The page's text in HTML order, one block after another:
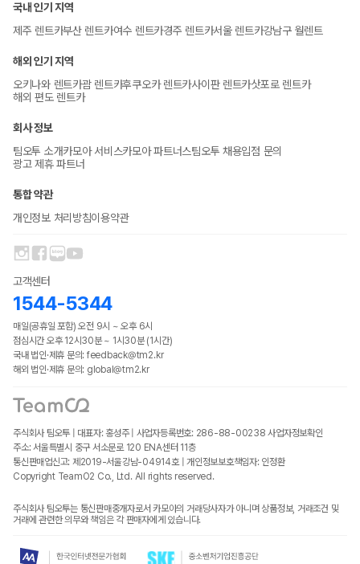
국내 인기 지역
제주 렌트카부산 렌트카여수 렌트카경주 렌트카서울 렌트카강남구 월렌트
해외 인기 지역
오키나와 렌트카괌 렌트카후쿠오카 렌트카사이판 렌트카삿포로 렌트카
해외 편도 렌트카
회사 정보
팀오투 소개카모아 서비스카모아 파트너스팀오투 채용입점 문의
광고 제휴 파트너
통합 약관
개인정보 처리방침이용약관
고객센터
1544-5344
매일(공휴일 포함) 오전 9시 ~ 오후 6시
점심시간 오후 12시30분 ~ 1시30분 (1시간)
국내 법인·제휴 문의: feedback@tm2.kr
해외 법인·제휴 문의: global@tm2.kr
주식회사 팀오투 | 대표자: 홍성주 | 사업자등록번호: 286-88-00238 사업자정보확인
주소: 서울특별시 중구 서소문로 120 ENA센터 11층
통신판매업신고: 제2019-서울강남-04914호 | 개인정보보호책임자: 인정환
Copyright TeamO2 Co., Ltd. All rights reserved.
주식회사 팀오투는 통신판매중개자로서 카모아의 거래당사자가 아니며 상품정보, 거래조건 및
거래에 관련한 의무와 책임은 각 판매자에게 있습니다.